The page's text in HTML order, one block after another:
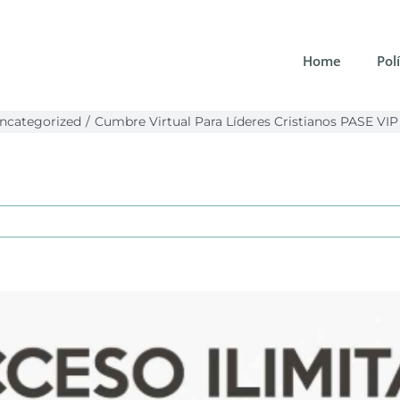
Home
Cumbre Virtual Para Líderes Cristianos PASE